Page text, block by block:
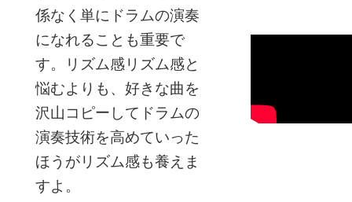
係なく単にドラムの演奏
になれることも重要で
す。リズム感リズム感と
悩むよりも、好きな曲を
沢山コピーしてドラムの
演奏技術を高めていった
ほうがリズム感も養えま
すよ。